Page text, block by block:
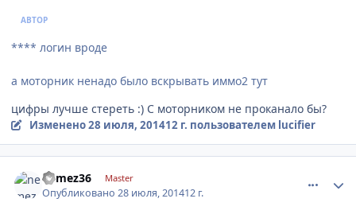
АВТОР
**** логин вроде
а моторник ненадо было вскрывать иммо2 тут
цифры лучше стереть :) С моторником не проканало бы?
Изменено28 июля, 201412 г. пользователем lucifier
nemez36 Master
Опубликовано28 июля, 201412 г.